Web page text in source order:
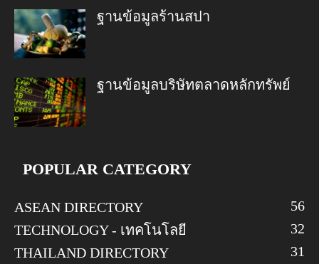
ฐานข้อมูลร้านสปา
ฐานข้อมูลบริษัทตลาดหลักทรัพย์
POPULAR CATEGORY
ASEAN DIRECTORY
56
TECHNOLOGY - เทคโนโลยี
32
THAILAND DIRECTORY
31